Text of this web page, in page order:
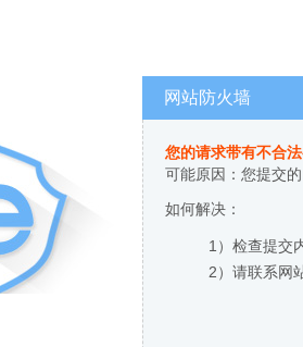
网站防火墙
您的请求带有不合
可能原因：您提交
如何解决：
1）检查提交
2）请联系网